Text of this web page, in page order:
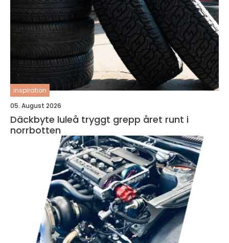
inspiration
05. August 2026
Däckbyte luleå tryggt grepp året runt i
norrbotten